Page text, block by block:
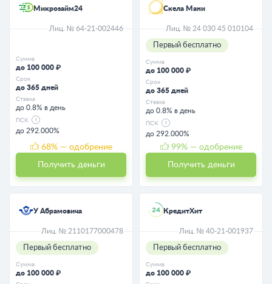
Микрозайм24
Лиц. № 64-21-002446
Сумма
до 100 000 ₽
Срок
до 365 дней
Ставка
до 0.8% в день
ПСК
до 292.000%
68% — одобрение
Получить деньги
Скела Мани
Лиц. № 24 030 45 010104
Первый бесплатно
Сумма
до 100 000 ₽
Срок
до 365 дней
Ставка
до 0.8% в день
ПСК
до 292.000%
99% — одобрение
Получить деньги
У Абрамовича
Лиц. № 2110177000478
Первый бесплатно
Сумма
до 100 000 ₽
КредитХит
Лиц. № 40-21-001937
Первый бесплатно
Сумма
до 100 000 ₽